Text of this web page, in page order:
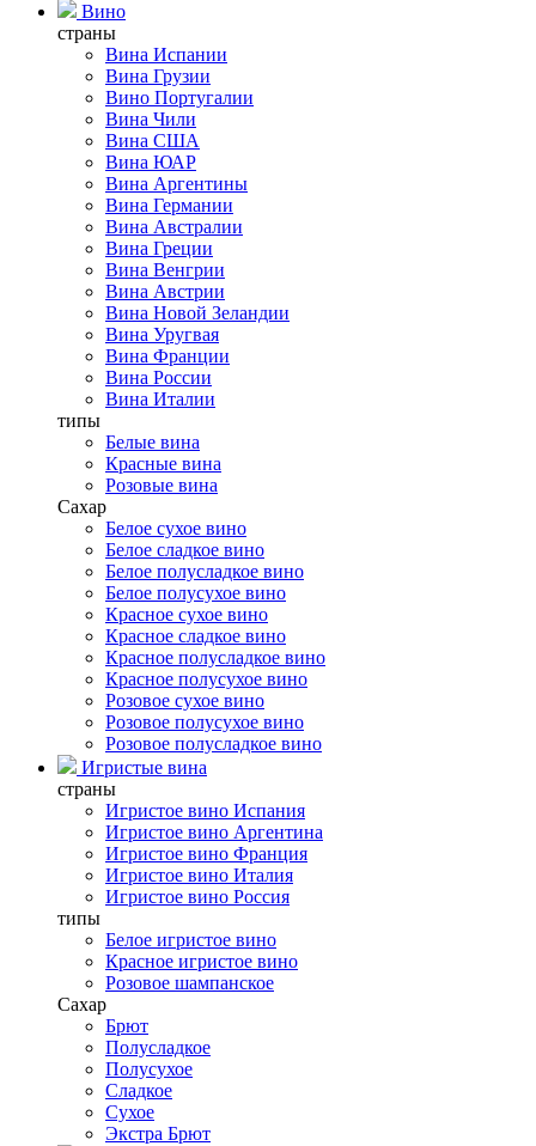
Вино
страны
Вина Испании
Вина Грузии
Вино Португалии
Вина Чили
Вина США
Вина ЮАР
Вина Аргентины
Вина Германии
Вина Австралии
Вина Греции
Вина Венгрии
Вина Австрии
Вина Новой Зеландии
Вина Уругвая
Вина Франции
Вина России
Вина Италии
типы
Белые вина
Красные вина
Розовые вина
Сахар
Белое сухое вино
Белое сладкое вино
Белое полусладкое вино
Белое полусухое вино
Красное сухое вино
Красное сладкое вино
Красное полусладкое вино
Красное полусухое вино
Розовое сухое вино
Розовое полусухое вино
Розовое полусладкое вино
Игристые вина
страны
Игристое вино Испания
Игристое вино Аргентина
Игристое вино Франция
Игристое вино Италия
Игристое вино Россия
типы
Белое игристое вино
Красное игристое вино
Розовое шампанское
Сахар
Брют
Полусладкое
Полусухое
Сладкое
Сухое
Экстра Брют